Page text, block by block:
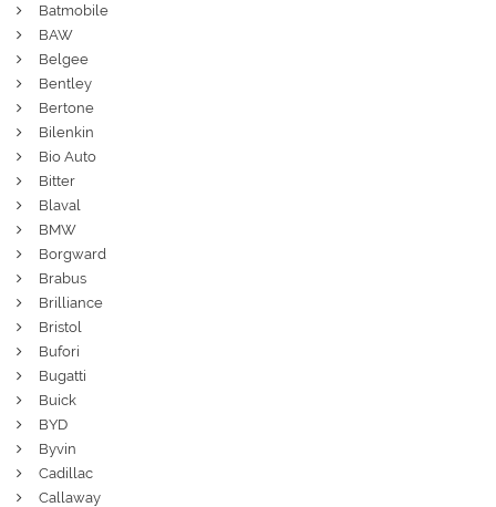
Batmobile
BAW
Belgee
Bentley
Bertone
Bilenkin
Bio Auto
Bitter
Blaval
BMW
Borgward
Brabus
Brilliance
Bristol
Bufori
Bugatti
Buick
BYD
Byvin
Cadillac
Callaway